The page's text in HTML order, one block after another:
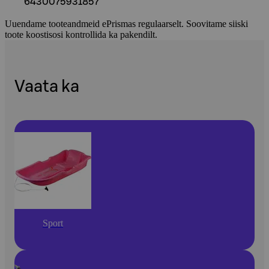
Uuendame tooteandmeid ePrismas regulaarselt. Soovitame siiski
toote koostisosi kontrollida ka pakendilt.
Vaata ka
Sport